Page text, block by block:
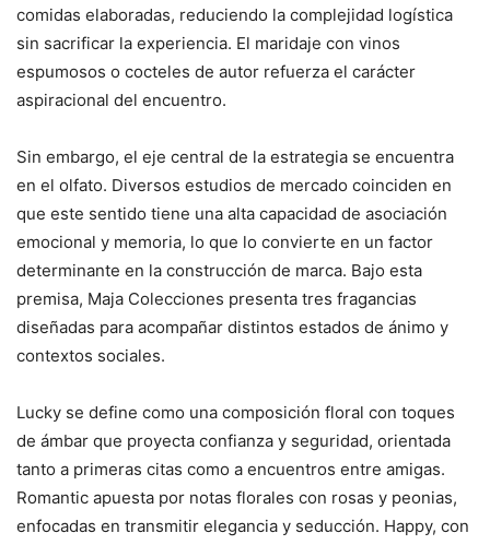
comidas elaboradas, reduciendo la complejidad logística
sin sacrificar la experiencia. El maridaje con vinos
espumosos o cocteles de autor refuerza el carácter
aspiracional del encuentro.
Sin embargo, el eje central de la estrategia se encuentra
en el olfato. Diversos estudios de mercado coinciden en
que este sentido tiene una alta capacidad de asociación
emocional y memoria, lo que lo convierte en un factor
determinante en la construcción de marca. Bajo esta
premisa, Maja Colecciones presenta tres fragancias
diseñadas para acompañar distintos estados de ánimo y
contextos sociales.
Lucky se define como una composición floral con toques
de ámbar que proyecta confianza y seguridad, orientada
tanto a primeras citas como a encuentros entre amigas.
Romantic apuesta por notas florales con rosas y peonias,
enfocadas en transmitir elegancia y seducción. Happy, con